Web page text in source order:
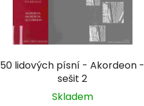
50 lidových písní - Akordeon -
sešit 2
Skladem